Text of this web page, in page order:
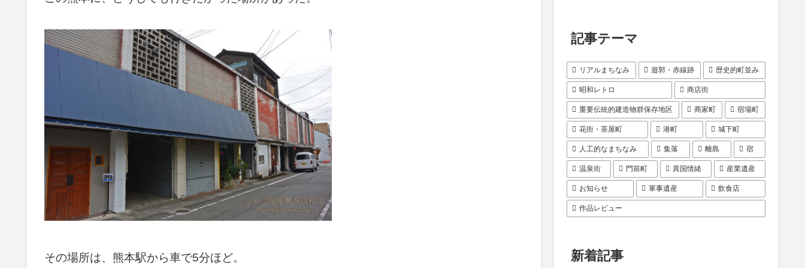
その場所は、熊本駅から車で5分ほど。
記事テーマ
リアルまちなみ 遊郭・赤線跡 歴史的町並み
昭和レトロ 商店街
重要伝統的建造物群保存地区 商家町 宿場町
花街・茶屋町 港町 城下町
人工的なまちなみ 集落 離島 宿
温泉街 門前町 異国情緒 産業遺産
お知らせ 軍事遺産 飲食店
作品レビュー
新着記事